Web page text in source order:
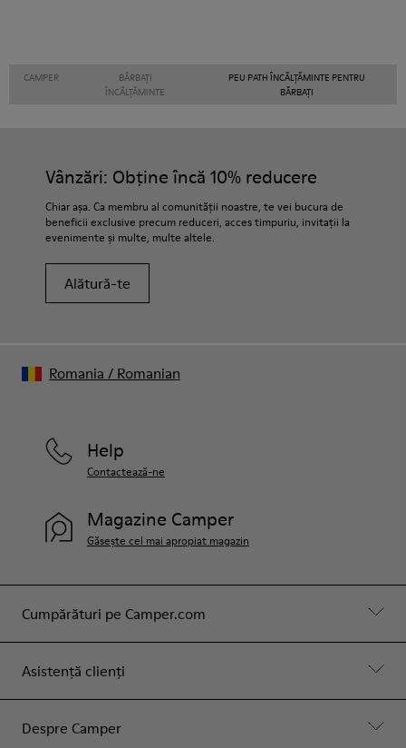
CAMPER
BĂRBAȚI
ÎNCĂLȚĂMINTE
PEU PATH ÎNCĂLȚĂMINTE PENTRU
BĂRBAȚI
Vânzări: Obține încă 10% reducere
Chiar așa. Ca membru al comunității noastre, te vei bucura de
beneficii exclusive precum reduceri, acces timpuriu, invitații la
evenimente și multe, multe altele.
Alătură-te
Cumpărături pe Camper.com
Asistență clienți
Despre Camper
Help
Contactează-ne
Magazine Camper
Găsește cel mai apropiat magazin
Romania / Romanian